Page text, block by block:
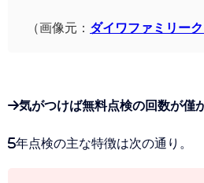
（画像元： ダイワファミリー
→気がつけば無料点検の回数が僅
5年点検の主な特徴は次の通り。